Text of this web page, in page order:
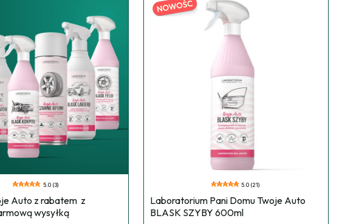
5.0 (3)
Auto z rabatem  z
wysyłką
5.0 (21)
Laboratorium Pani Domu Twoje Auto
BLASK SZYBY 600ml